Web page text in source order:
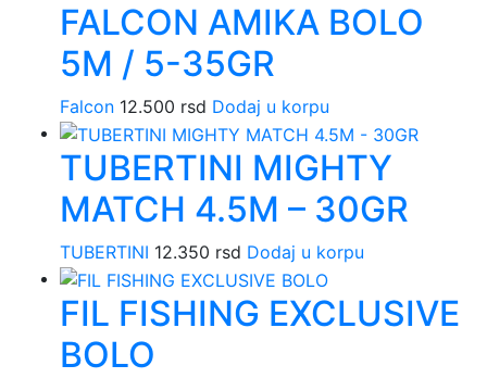
FALCON AMIKA BOLO
5M / 5-35GR
Falcon 12.500 rsd Dodaj u korpu
TUBERTINI MIGHTY
MATCH 4.5M – 30GR
TUBERTINI 12.350 rsd Dodaj u korpu
FIL FISHING EXCLUSIVE
BOLO